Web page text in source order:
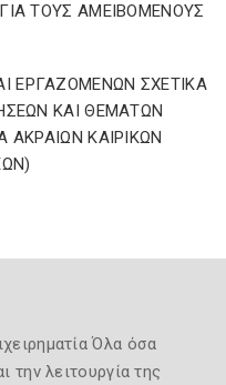
ΤΟΥΣ ΑΜΕΙΒΟΜΕΝΟΥΣ
ΕΡΓΑΖΟΜΕΝΩΝ ΣΧΕΤΙΚΑ
ΚΑΙ ΘΕΜΑΤΩΝ
ΑΚΡΑΙΩΝ ΚΑΙΡΙΚΩΝ
Όλα όσα
την λειτουργία της